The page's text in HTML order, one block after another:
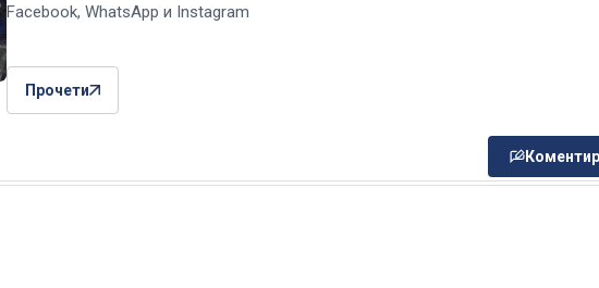
Facebook, WhatsApp и Instagram
Прочети